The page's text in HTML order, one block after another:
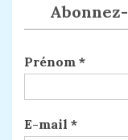
Prénom *
E-mail *